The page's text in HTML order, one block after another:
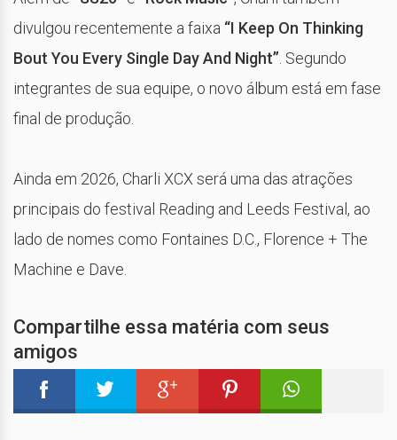
divulgou recentemente a faixa “I Keep On Thinking
Bout You Every Single Day And Night” . Segundo
integrantes de sua equipe, o novo álbum está em fase
final de produção.
Ainda em 2026, Charli XCX será uma das atrações
principais do festival Reading and Leeds Festival, ao
lado de nomes como Fontaines D.C., Florence + The
Machine e Dave
Compartilhe essa matéria com seus
amigos